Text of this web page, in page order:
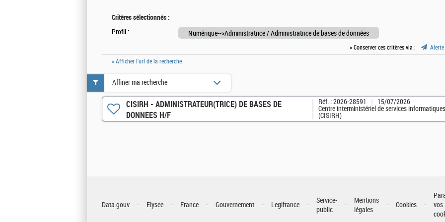
Critères sélectionnés :
Profil : Numérique-->Administratrice / Administratrice de bases de données
» Conserver ces critères via :
» Afficher l'url de la recherche
CISIRH - ADMINISTRATEUR(TRICE) DE BASES DE
DONNEES H/F
Réf. : 2026-28591
15/07/2026
Centre interministériel de services
(CISIRH)
Paris (75)
Affiner ma recherche
Data.gouv Elysee France Gouvernement Legifrance
Service-
public
Mentions
légales
Cookies
vos